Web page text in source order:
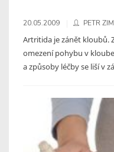
20.05.2009 PETR
Artritida je zánět kloubů.
omezení pohybu v
a způsoby léčby se liší v